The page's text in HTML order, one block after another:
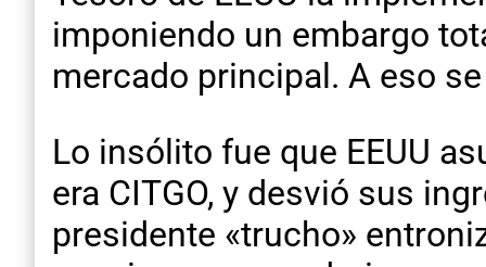
imponiendo un embargo
mercado principal. A eso
Lo insólito fue que EEUU
era CITGO, y desvió sus
presidente «trucho»